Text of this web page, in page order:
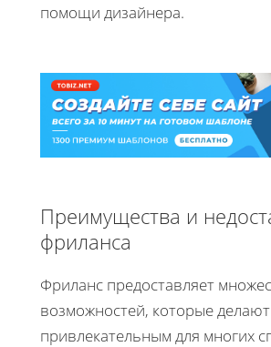
помощи дизайнера.
Преимущества и
фриланса
Фриланс предоставляет
возможностей, которые делают
привлекательным для многих